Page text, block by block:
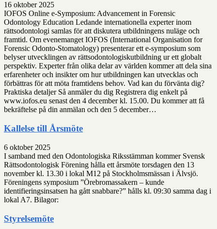
16 oktober 2025
IOFOS Online e-Symposium: Advancement in Forensic
Odontology Education Ledande internationella experter inom
rättsodontologi samlas för att diskutera utbildningens nuläge och
framtid. Om evenemanget IOFOS (International Organisation for
Forensic Odonto-Stomatology) presenterar ett e-symposium som
belyser utvecklingen av rättsodontologiskutbildning ur ett globalt
perspektiv. Experter från olika delar av världen kommer att dela sina
erfarenheter och insikter om hur utbildningen kan utvecklas och
förbättras för att möta framtidens behov. Vad kan du förvänta dig?
Praktiska detaljer Så anmäler du dig Registrera dig enkelt på
www.iofos.eu senast den 4 december kl. 15.00. Du kommer att få
bekräftelse på din anmälan och den 5 december…
Kallelse till Årsmöte
6 oktober 2025
I samband med den Odontologiska Riksstämman kommer Svensk
Rättsodontologisk Förening hålla ett årsmöte torsdagen den 13
november kl. 13.30 i lokal M12 på Stockholmsmässan i Älvsjö.
Föreningens symposium ”Örebromassakern – kunde
identifieringsinsatsen ha gått snabbare?” hålls kl. 09:30 samma dag i
lokal A7. Bilagor:
Styrelsemöte